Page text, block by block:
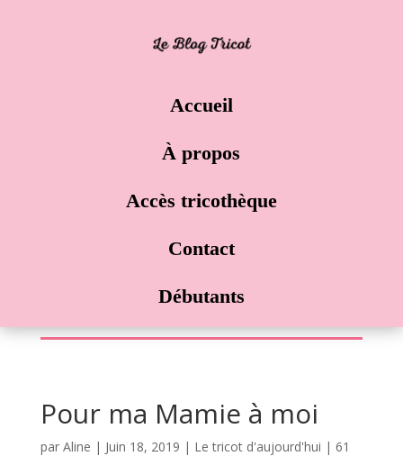
Accueil
À propos
Accès tricothèque
Contact
Débutants
Pour ma Mamie à moi
par Aline | Juin 18, 2019 | Le tricot d'aujourd'hui | 61